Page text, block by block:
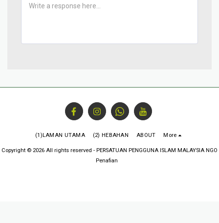
(1)LAMAN UTAMA (2) HEBAHAN ABOUT More
Copyright © 2026 All rights reserved - PERSATUAN PENGGUNA ISLAM MALAYSIA NGO
Penafian